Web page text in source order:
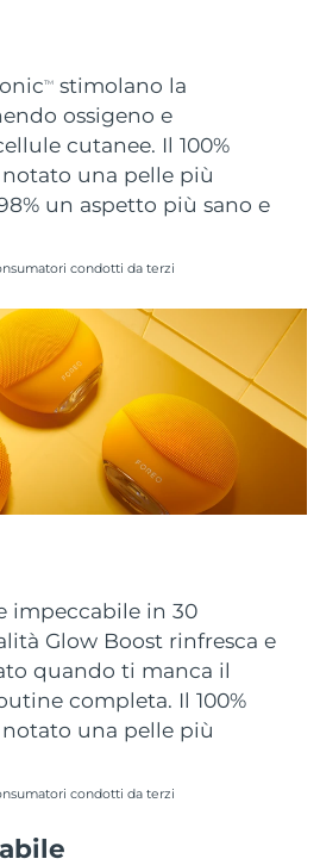
TM
stimolano la
ossigeno e
cutanee. Il 100%
una pelle più
un aspetto più sano e
condotti da terzi
impeccabile in 30
Glow Boost rinfresca e
quando ti manca il
completa. Il 100%
una pelle più
condotti da terzi
Consegna stimata
Consegna stimata8/11/26
Consegna stimata
Consegna stimata
Consegna stimata 8/9/26
Consegna stimata8/14/26
Consegna stimata8/13/26
Consegna stimata
Consegna stimata
Consegna stimata